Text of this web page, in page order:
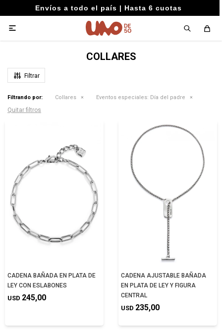
Envíos a todo el país | Hasta 6 cuotas

COLLARES
Filtrando por: Collares Eventos especiales: Día del padre
Quitar filtros
CADENA BAÑADA EN PLATA DE
LEY CON ESLABONES
USD 245,00
CADENA AJUSTABLE BAÑADA
EN PLATA DE LEY Y FIGURA
CENTRAL
USD 235,00